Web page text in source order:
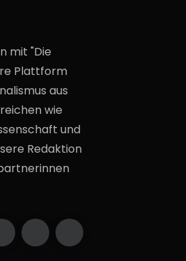
mit "Die
Plattform
aus
wie
und
Redaktion